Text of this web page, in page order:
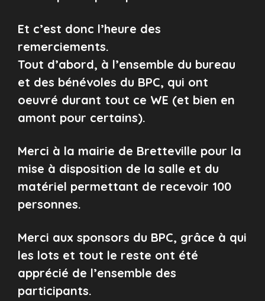
Et c’est donc l’heure des
remerciements.
Tout d’abord, à l’ensemble du bureau
et des bénévoles du BPC, qui ont
oeuvré durant tout ce WE (et bien en
amont pour certains).
Merci à la mairie de Bretteville pour la
mise à disposition de la salle et du
matériel permettant de recevoir 100
personnes.
Merci aux sponsors du BPC, grâce à qui
les lots et tout le reste ont été
apprécié de l’ensemble des
participants.